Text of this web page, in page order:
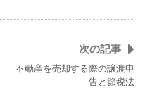
次の記事
不動産を売却する際の譲渡申
告と節税法